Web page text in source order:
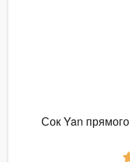
Сок Yan